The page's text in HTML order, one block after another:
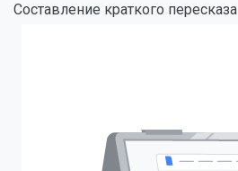
Составление краткого пересказа